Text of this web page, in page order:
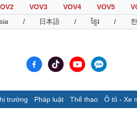
VOV3 VOV4 VOV5
/ 日本語 / ខ្មែរ /
trường Pháp luật Thể thao Ô tô - Xe